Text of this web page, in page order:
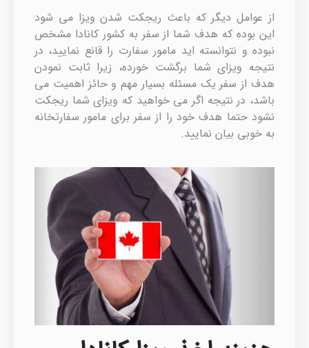
از عوامل دیگر که باعث ریجکت شدن ویزا می شود
این بوده که هدف شما از سفر به کشور کانادا مشخص
نبوده و نتوانسته اید مامور سفارت را قانع نمایید، در
نتیجه ویزای شما برگشت خورده، زیرا ثابت نمودن
هدف از سفر یک مسئله بسیار مهم و حائز اهمیت می
باشد، در نتیجه اگر می خواهید که ویزای شما ریجکت
نشود حتما هدف خود را از سفر برای مامور سفارتخانه
به خوبی بیان نمایید.